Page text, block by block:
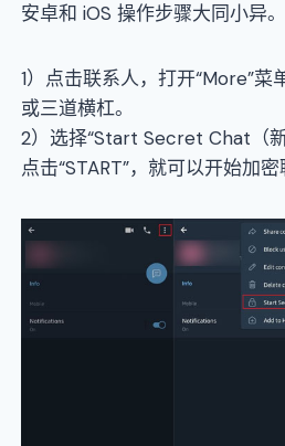
安卓和 iOS 操作步骤大同小异。
1）点击联系人，打开“More”菜
或三道横杠。
2）选择“Start Secret Chat（
点击“START”，就可以开始加密